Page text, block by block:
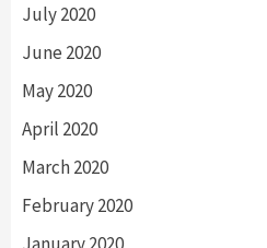
July 2020
June 2020
May 2020
April 2020
March 2020
February 2020